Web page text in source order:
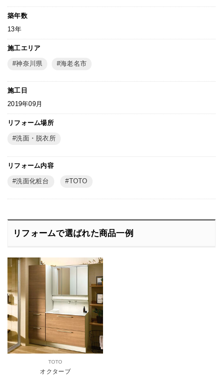
築年数
13年
施工エリア
神奈川県 海老名市
施工日
2019年09月
リフォーム場所
洗面・脱衣所
リフォーム内容
洗面化粧台 TOTO
リフォームで選ばれた商品一例
TOTO
オクターブ